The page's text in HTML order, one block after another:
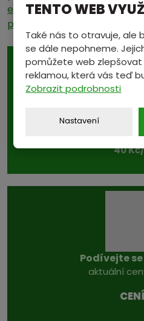
evropskeho-ocelarstvi-
produkci.html
AKCE
3. 8. - 8.
40
Podívejte
aktuální
TENTO WEB
Také nás to otravuje, ale
se dále nepohneme.
pomůžete web
reklamou, která vás teď
Zobrazit podrobnosti
Nastavení